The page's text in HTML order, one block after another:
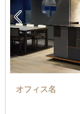

オフィス名